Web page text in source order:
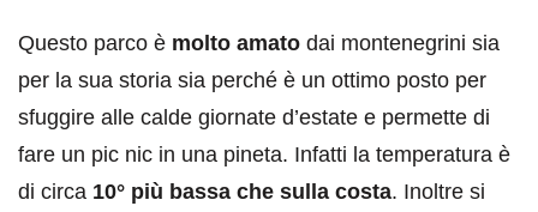
Questo parco è molto amato dai montenegrini sia
per la sua storia sia perché è un ottimo posto per
sfuggire alle calde giornate d’estate e permette di
fare un pic nic in una pineta. Infatti la temperatura è
di circa 10° più bassa che sulla costa. Inoltre si